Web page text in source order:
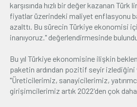
karşısında hızlı bir değer kazanan Türk
fiyatlar üzerindeki maliyet enflasyonu
azalttı. Bu sürecin Türkiye ekonomisi
inanıyoruz." değerlendirmesinde
Bu yıl Türkiye ekonomisine ilişkin
paketin ardından pozitif seyir izlediğini
"Üreticilerimiz, sanayicilerimiz,
girişimcilerimiz artık 2022'den çok